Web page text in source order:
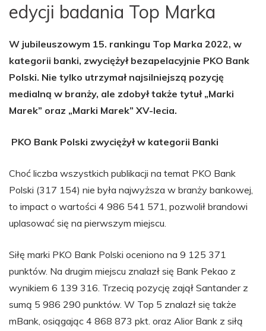
edycji badania Top Marka
W jubileuszowym 15. rankingu Top Marka 2022, w
kategorii banki, zwyciężył bezapelacyjnie PKO Bank
Polski. Nie tylko utrzymał najsilniejszą pozycję
medialną w branży, ale zdobył także tytuł „Marki
Marek” oraz „Marki Marek” XV-lecia.
PKO Bank Polski zwyciężył w kategorii Banki
Choć liczba wszystkich publikacji na temat PKO Bank
Polski (317 154) nie była najwyższa w branży bankowej,
to impact o wartości 4 986 541 571, pozwolił brandowi
uplasować się na pierwszym miejscu.
Siłę marki PKO Bank Polski oceniono na 9 125 371
punktów. Na drugim miejscu znalazł się Bank Pekao z
wynikiem 6 139 316. Trzecią pozycję zajął Santander z
sumą 5 986 290 punktów. W Top 5 znalazł się także
mBank, osiągając 4 868 873 pkt. oraz Alior Bank z siłą